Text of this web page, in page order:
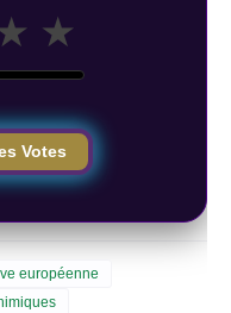
★
Votes
européenne